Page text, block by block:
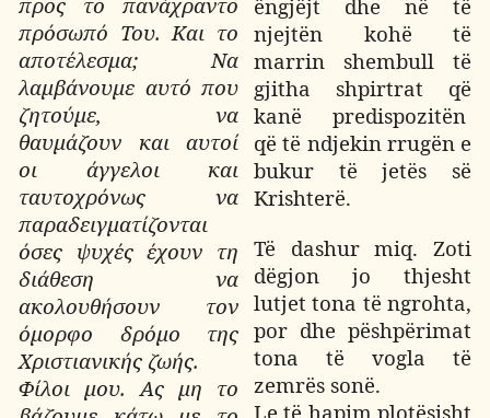
πρόσωπό Του. Και το
αποτέλεσμα; Να
λαμβάνουμε αυτό που
ζητούμε, να
θαυμάζουν και αυτοί
οι άγγελοι και
ταυτοχρόνως να
παραδειγματίζονται
όσες ψυχές έχουν τη
διάθεση να
ακολουθήσουν τον
όμορφο δρόμο της
Χριστιανικής ζωής.
Φίλοι μου. Ας μη το
ëngjëjt dhe në të
njejtën kohë të
marrin shembull të
gjitha shpirtrat që
kanë predispozitën
që të ndjekin rrugën e
bukur të jetës së
Krishterë.
Të dashur miq. Zoti
dëgjon jo thjesht
lutjet tona të ngrohta,
por dhe pëshpërimat
tona të vogla të
zemrës sonë.
Le të hapim plotësisht